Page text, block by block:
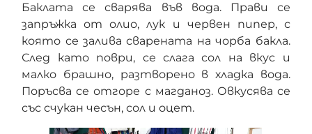
Баклата се сварява във вода. Прави се
запръжка от олио, лук и червен пипер, с
която се залива сварената на чорба бакла.
След като поври, се слага сол на вкус и
малко брашно, разтворено в хладка вода.
Поръсва се отгоре с магданоз. Овкусява се
със счукан чесън, сол и оцет.